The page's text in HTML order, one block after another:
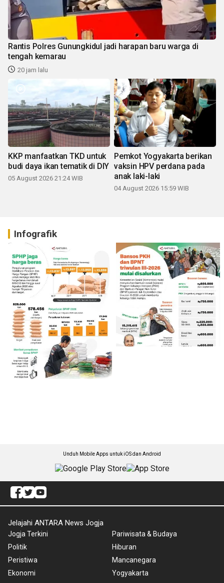
Rantis Polres Gunungkidul jadi harapan baru warga di
tengah kemarau
20 jam lalu
KKP manfaatkan TKD untuk
budi daya ikan tematik di DIY
05 August 2026 21:24 WIB
Pemkot Yogyakarta berikan
vaksin HPV perdana pada
anak laki-laki
04 August 2026 15:59 WIB
Infografik
Unduh Mobile Apps untuk iOS dan Android
Jelajahi ANTARA News Jogja
Jogja Terkini
Politik
Peristiwa
Ekonomi
Pariwisata & Budaya
Hiburan
Mancanegara
Yogyakarta